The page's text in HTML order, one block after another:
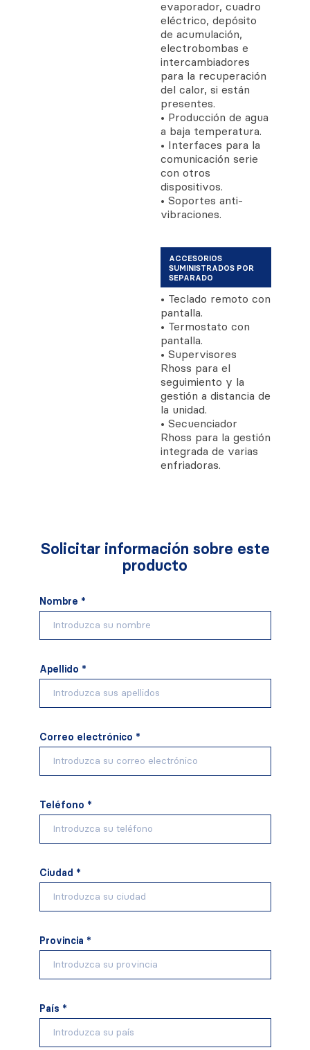
evaporador, cuadro
eléctrico, depósito
de acumulación,
electrobombas e
intercambiadores
para la recuperación
del calor, si están
presentes.
• Producción de agua
a baja temperatura.
• Interfaces para la
comunicación serie
con otros
dispositivos.
• Soportes anti-
vibraciones.
ACCESORIOS
SUMINISTRADOS POR
SEPARADO
• Teclado remoto con
pantalla.
• Termostato con
pantalla.
• Supervisores
Rhoss para el
seguimiento y la
gestión a distancia de
la unidad.
• Secuenciador
Rhoss para la gestión
integrada de varias
enfriadoras.
Solicitar información sobre este
producto
Nombre *
Apellido *
Correo electrónico *
Teléfono *
Ciudad *
Provincia *
País *